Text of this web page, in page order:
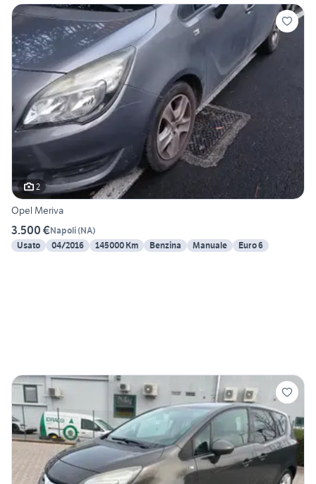
2
Opel Meriva
3.500 €Napoli(NA)
Usato
04/2016 145000 Km Benzina Manuale Euro 6